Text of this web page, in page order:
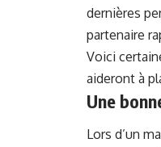
dernières
partenaire
Voici
aideront à
Une
Lors d’un